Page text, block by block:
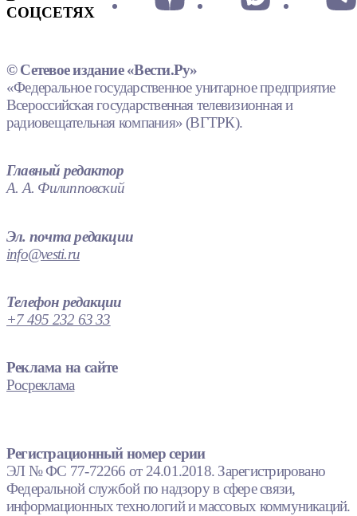
СОЦСЕТЯХ
© Сетевое издание «Вести.Ру»
«Федеральное государственное унитарное предприятие
Всероссийская государственная телевизионная и
радиовещательная компания» (ВГТРК).
Главный редактор
А. А. Филипповский
Эл. почта редакции
info@vesti.ru
Телефон редакции
+7 495 232 63 33
Реклама на сайте
Росреклама
Регистрационный номер серии
ЭЛ № ФС 77-72266 от 24.01.2018. Зарегистрировано
Федеральной службой по надзору в сфере связи,
информационных технологий и массовых коммуникаций.